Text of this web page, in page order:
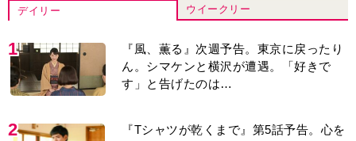
デイリー ウイークリー
1
『風、薫る』次週予告。東京に戻ったり
ん。シマケンと横沢が遭遇。「好きで
す」と告げたのは…
2
『Tシャツが乾くまで』第5話予告。心を